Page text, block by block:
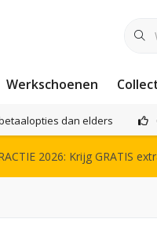
Werkschoenen
dan elders
2026: Krijg GRATIS